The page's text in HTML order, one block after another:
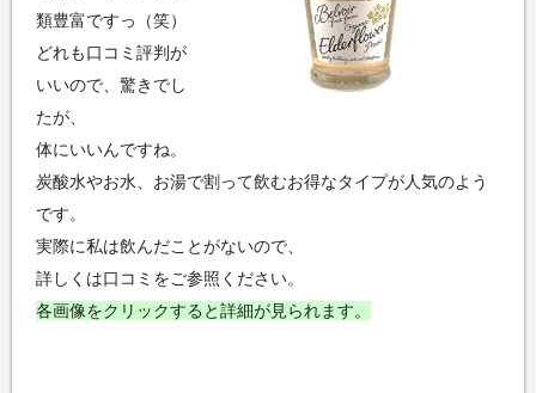
類豊富ですっ（笑）
どれも口コミ評判が
いいので、驚きでし
たが、
体にいいんですね。
炭酸水やお水、お湯で割って飲むお得なタイプが人気のよう
です。
実際に私は飲んだことがないので、
詳しくは口コミをご参照ください。
各画像をクリックすると詳細が見られます。